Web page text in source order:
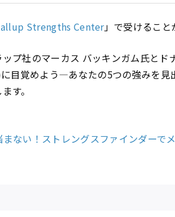
Strengths Center」で受けること
プ社のマーカス バッキンガム氏とド
目覚めよう―あなたの5つの強みを見
す。
ない！ストレングスファインダーで